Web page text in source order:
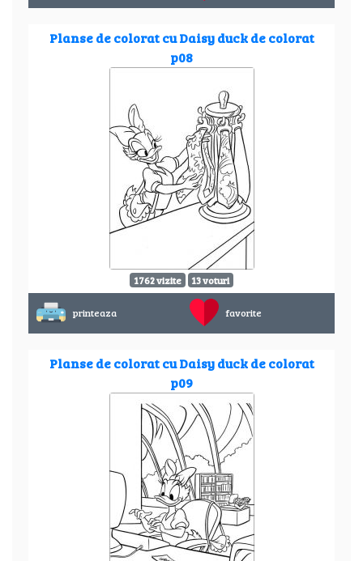
Planse de colorat cu Daisy duck de colorat
p08
1762 vizite 13 voturi
printeaza favorite
Planse de colorat cu Daisy duck de colorat
p09